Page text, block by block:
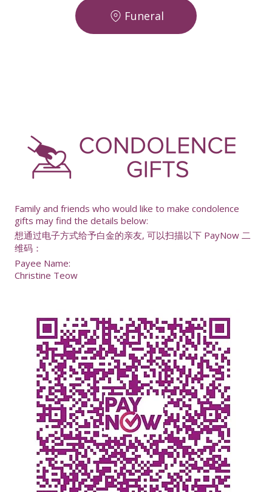
Funeral
Family and friends who would like to make condolence
gifts may find the details below:
想通过电子方式给予白金的亲友, 可以扫描以下 PayNow 二
维码：
Payee Name:
Christine Teow